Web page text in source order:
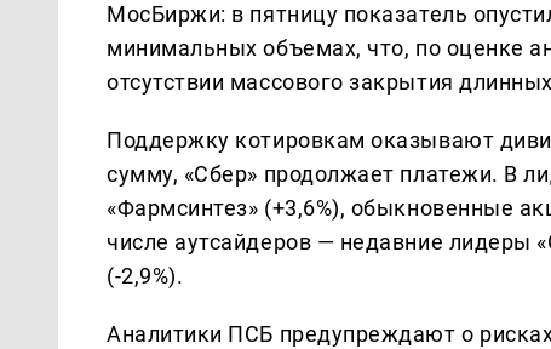
МосБиржи: в пятницу показатель
минимальных объемах, что, по оценке
отсутствии массового закрытия
Поддержку котировкам оказывают
сумму, «Сбер» продолжает платежи. В
«Фармсинтез» (+3,6%), обыкновенные
числе аутсайдеров — недавние лидеры
(-2,9%).
Аналитики ПСБ предупреждают о